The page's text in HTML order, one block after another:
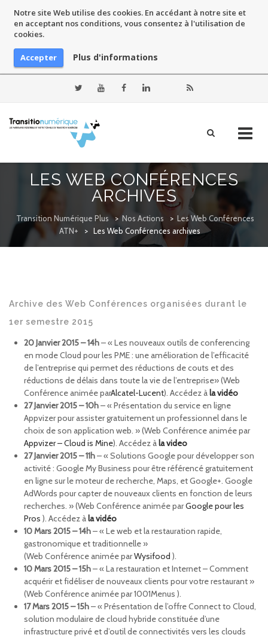
Notre site Web utilise des cookies. En accédant à notre site et
en acceptant nos conditions, vous consentez à l'utilisation de
cookies.
Accepter Plus d'informations
LES WEB CONFÉRENCES
ARCHIVES
Transition Numérique Plus > Nos Actions > Les Web Conférences
ATN+
> Les Web Conférences archives
Archive des Web Conférences organisées durant le
1er semestre 2015
20 Janvier 2015 – 14h– « Les nouveaux outils de conferencing
en mode Cloud pour les PME : une amélioration de l’efficacité
de l’entreprise qui permet des réductions de couts et des
réductions de délais dans toute la vie de l’entreprise» (Web
Conférence animée parAlcatel-Lucent). Accédez àla vidéo
27 Janvier 2015 – 10h– « Présentation du service en ligne
Appvizer pour assister gratuitement un professionnel dans le
choix de son application web. » (Web Conférence animée par
Appvizer – Cloud is Mine). Accédez àla video
27 Janvier 2015 – 11h– « Solutions Google pour développer son
activité : Google My Business pour être référencé gratuitement
en ligne sur le moteur de recherche, Maps, et Google+. Google
AdWords pour capter de nouveaux clients en fonction de leurs
recherches. » (Web Conférence animée parGoogle pour les
Pros ). Accédez àla vidéo
10 Mars 2015 – 14h– « Le web et la restauration rapide,
gastronomique et traditionnelle »
(Web Conférence animée parWysifood ).
10 Mars 2015 – 15h– « La restauration et Internet – Comment
acquérir et fidéliser de nouveaux clients pour votre restaurant »
(Web Conférence animée par 1001Menus ).
17 Mars 2015 – 15h– « Présentation de l’offre Connect to Cloud,
solution modulaire de cloud hybride constituée d’une
infrastructure privé et d’outil de connectivités vers les clouds